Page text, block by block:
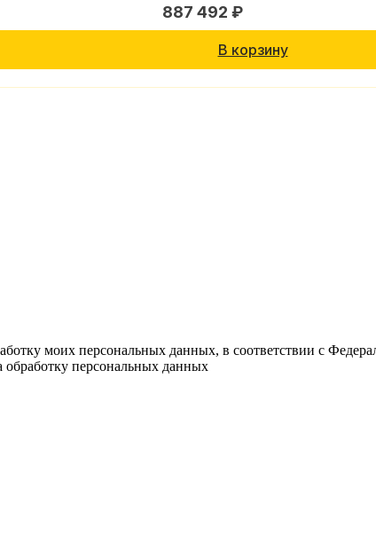
887 492 ₽
В корзину
моих персональных данных, в соответствии с
персональных данных